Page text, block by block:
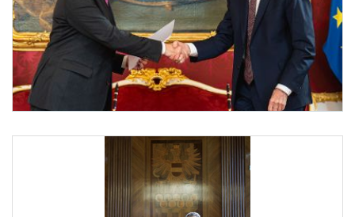
Am 10. Jänner 2025 wurde Bundeskanzler Alexander Schallenberg (l.) von